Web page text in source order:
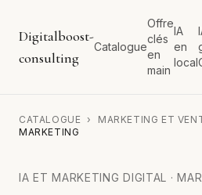
Digitalboost-
consulting
Catalogue
Offre
clés
en
main
IA
en
local
CATALOGUE › MARKETING ET
MARKETING
IA ET MARKETING DIGITAL ·